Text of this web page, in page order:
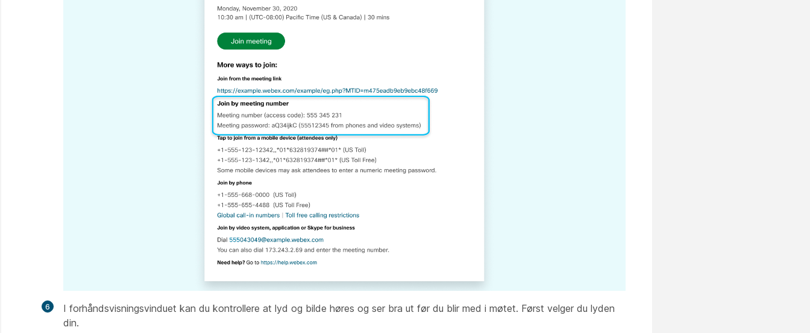
6
I forhåndsvisningsvinduet kan du kontrollere at lyd og bilde høres og ser bra ut før du blir med i møtet. Først velger du lyden
din.